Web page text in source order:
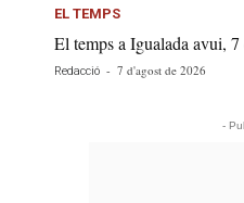
EL TEMPS
El temps a Igualada avui,
Redacció - 7 d'agost de 2026
-